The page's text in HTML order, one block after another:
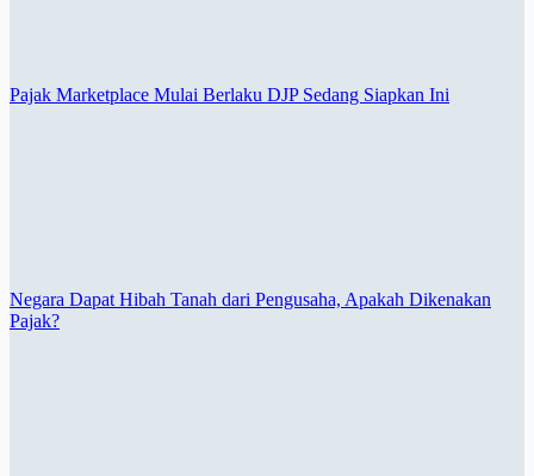
Pajak Marketplace Mulai Berlaku DJP Sedang Siapkan Ini
Negara Dapat Hibah Tanah dari Pengusaha, Apakah Dikenakan
Pajak?